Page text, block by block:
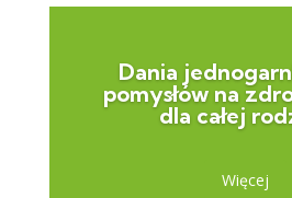
Dania
pomysłów na
dla całej
Więcej